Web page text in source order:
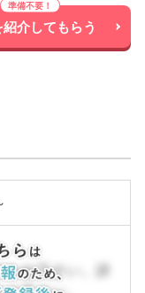
介してもらう
せ下さい。詳